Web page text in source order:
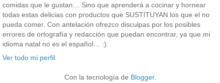
comidas que le gustan… Sino que aprenderá a cocinar y hornear
todas estas delicias con productos que SUSTITUYAN los que el no
pueda comer. Con antelación ofrezco disculpas por los posibles
errores de ortografía y redacción que puedan encontrar, ya que mi
idioma natal no es el español… :).
Ver todo mi perfil
Con la tecnología de Blogger.